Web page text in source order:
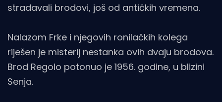
stradavali brodovi, još od antičkih vremena.
Nalazom Frke i njegovih ronilačkih kolega
riješen je misterij nestanka ovih dvaju brodova.
Brod Regolo potonuo je 1956. godine, u blizini
Senja.